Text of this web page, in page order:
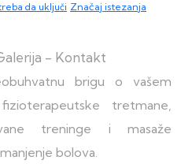
da uključi Značaj istezanja
brigu o vašem
tretmane,
treninge i masaže
bolova.